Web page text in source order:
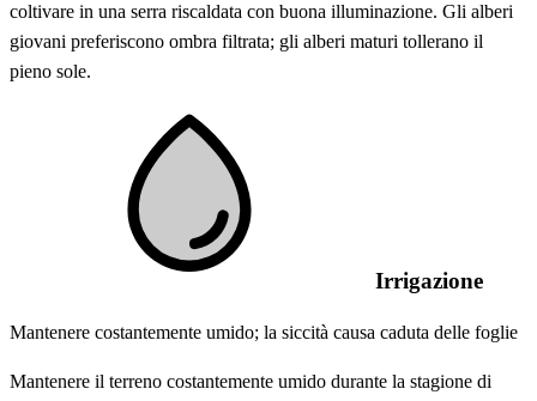
coltivare in una serra riscaldata con buona illuminazione. Gli alberi
giovani preferiscono ombra filtrata; gli alberi maturi tollerano il
pieno sole.
Irrigazione
Mantenere costantemente umido; la siccità causa caduta delle foglie
Mantenere il terreno costantemente umido durante la stagione di